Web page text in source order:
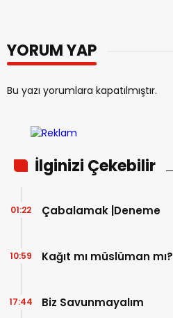
YORUM YAP
Bu yazı yorumlara kapatılmıştır.
İlginizi Çekebilir
Çabalamak |Deneme
01:22
Kağıt mı müslüman mı?
10:59
Biz Savunmayalım
17:44